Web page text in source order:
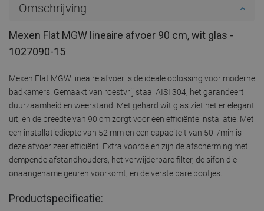
Omschrijving
Mexen Flat MGW lineaire afvoer 90 cm, wit glas -
1027090-15
Mexen Flat MGW lineaire afvoer is de ideale oplossing voor moderne
badkamers. Gemaakt van roestvrij staal AISI 304, het garandeert
duurzaamheid en weerstand. Met gehard wit glas ziet het er elegant
uit, en de breedte van 90 cm zorgt voor een efficiënte installatie. Met
een installatiediepte van 52 mm en een capaciteit van 50 l/min is
deze afvoer zeer efficiënt. Extra voordelen zijn de afscherming met
dempende afstandhouders, het verwijderbare filter, de sifon die
onaangename geuren voorkomt, en de verstelbare pootjes.
Productspecificatie: